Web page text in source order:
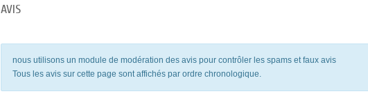
AVIS
nous utilisons un module de modération des avis pour contrôler les spams et faux avis
Tous les avis sur cette page sont affichés par ordre chronologique.